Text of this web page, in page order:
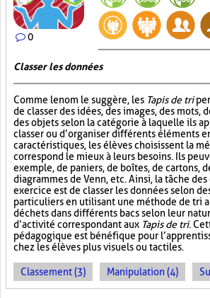
0
Classer les données
Comme le nom le suggère, les Tapis de tri
de classer des idées, des images, des mots,
des objets selon la catégorie à laquelle ils
classer ou d’organiser différents éléments
caractéristiques, les élèves choisissent la
correspond le mieux à leurs besoins. Ils
exemple, de paniers, de boîtes, de cartons,
diagrammes de Venn, etc. Ainsi, la tâche
exercice est de classer les données selon
particuliers en utilisant une méthode de tri
déchets dans différents bacs selon leur
d’activité correspondant aux Tapis de tri.
pédagogique est bénéfique pour
chez les élèves plus visuels ou tactiles.
Classement (3) Manipulation (4)